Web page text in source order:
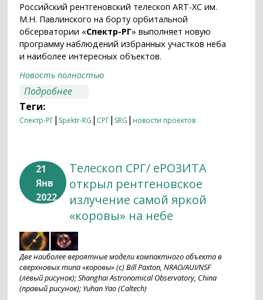
Российский рентгеновский телескоп ART-XC им.
М.Н. Павлинского на борту орбитальной
обсерватории «Спектр-РГ» выполняет новую
программу наблюдений избранных участков неба
и наиболее интересных объектов.
Новость полностью
Подробнее
Теги:
Спектр-РГ| Spektr-RG | СРГ| SRG | новости проектов
21
Янв
2022
Телескоп СРГ/ еРОЗИТА
открыл рентгеновское
излучение самой яркой
«коровы» на небе
Две наиболее вероятные модели компактного объекта в
сверхновых типа «коровы» (с) Bill Paxton, NRAO/AUI/NSF
(левый рисунок); Shanghai Astronomical Observatory, China
(правый рисунок); Yuhan Yao (Caltech)